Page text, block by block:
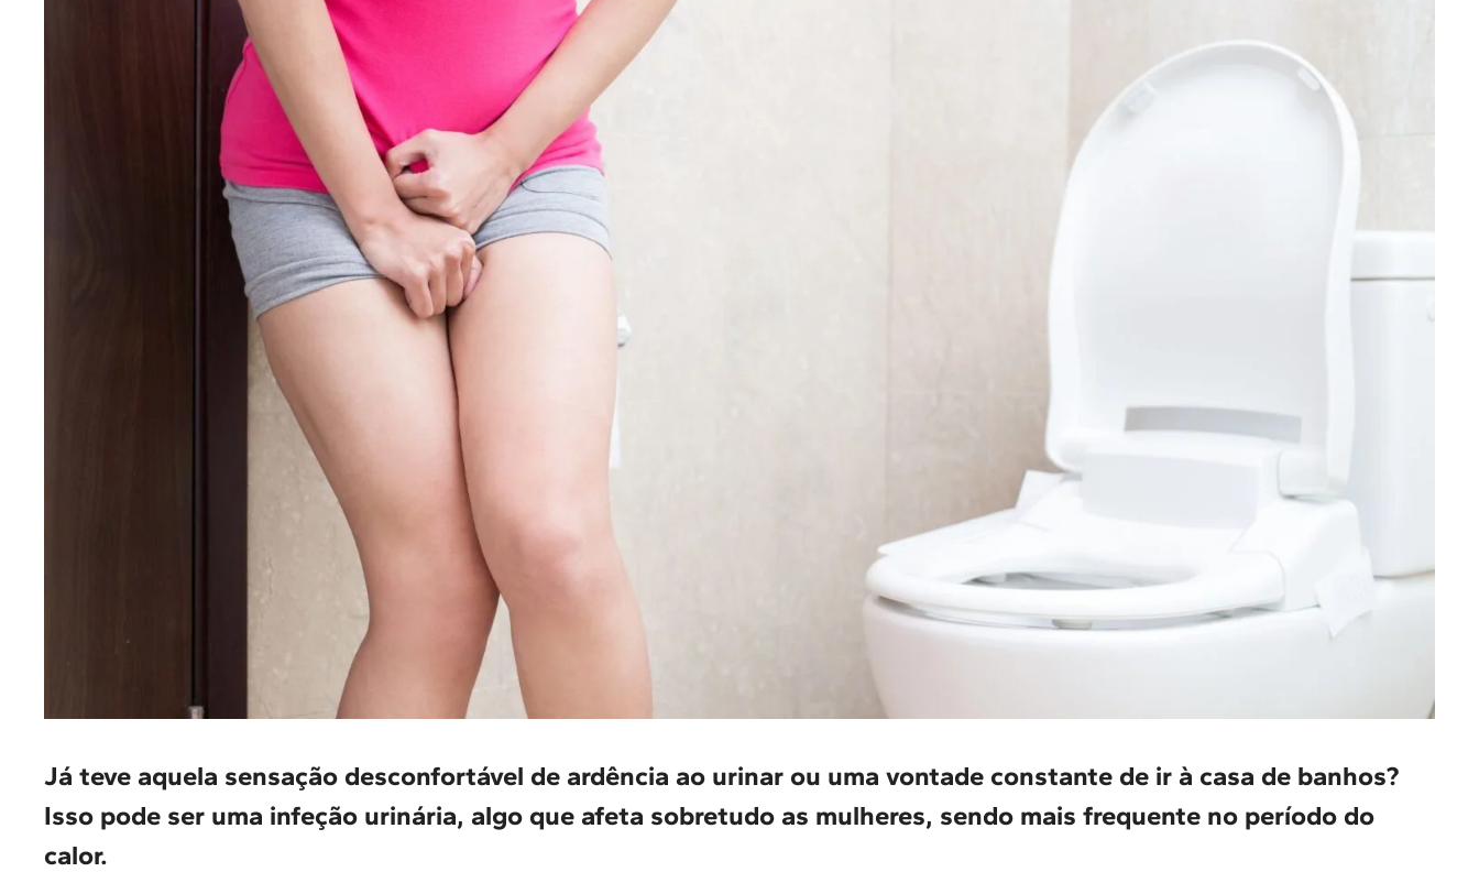
Já teve aquela sensação desconfortável de ardência ao urinar ou uma vontade constante de ir à casa de banhos?
Isso pode ser uma infeção urinária, algo que afeta sobretudo as mulheres, sendo mais frequente no período do
calor.